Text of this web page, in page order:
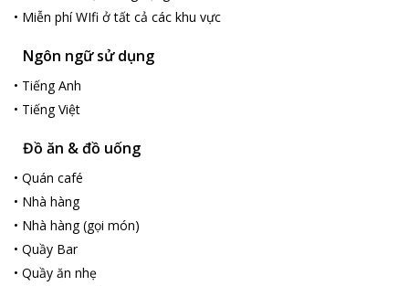
• Miễn phí WIfi ở tất cả các khu vực
Ngôn ngữ sử dụng
• Tiếng Anh
• Tiếng Việt
Đồ ăn & đồ uống
• Quán café
• Nhà hàng
• Nhà hàng (gọi món)
• Quầy Bar
• Quầy ăn nhẹ